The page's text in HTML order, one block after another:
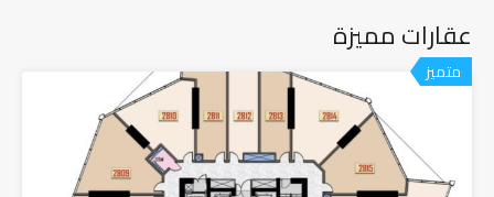
عقارات مميزة
متميز